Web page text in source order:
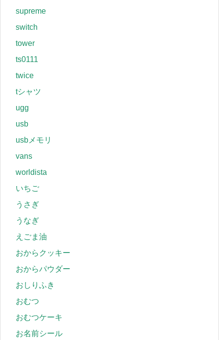
supreme
switch
tower
ts0111
twice
tシャツ
ugg
usb
usbメモリ
vans
worldista
いちご
うさぎ
うなぎ
えごま油
おからクッキー
おからパウダー
おしりふき
おむつ
おむつケーキ
お名前シール